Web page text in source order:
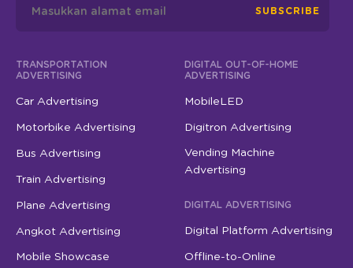
SUBSCRIBE
TRANSPORTATION
ADVERTISING
Car Advertising
Motorbike Advertising
Bus Advertising
Train Advertising
Plane Advertising
Angkot Advertising
Mobile Showcase
DIGITAL OUT-OF-HOME
ADVERTISING
MobileLED
Digitron Advertising
Vending Machine
Advertising
DIGITAL ADVERTISING
Digital Platform Advertising
Offline-to-Online